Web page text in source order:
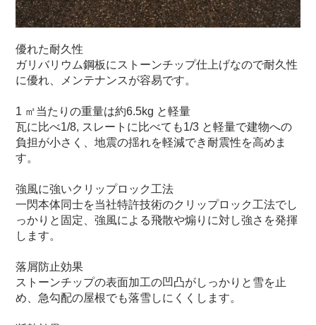
優れた耐久性
ガリバリウム鋼板にストーンチップ仕上げなので耐久性
に優れ、メンテナンスが容易です。
1 ㎡当たりの重量は約6.5kg と軽量
瓦に比べ1/8, スレートに比べても1/3 と軽量で建物への
負担が小さく、地震の揺れを軽減でき耐震性を高めま
す。
強風に強いクリップロック工法
一閃本体同士を当社特許技術のクリップロック工法でし
っかりと固定、強風による飛散や煽りに対し強さを発揮
します。
落屑防止効果
ストーンチップの表面加工の凹凸がしっかりと雪を止
め、急勾配の屋根でも落雪しにくくします。